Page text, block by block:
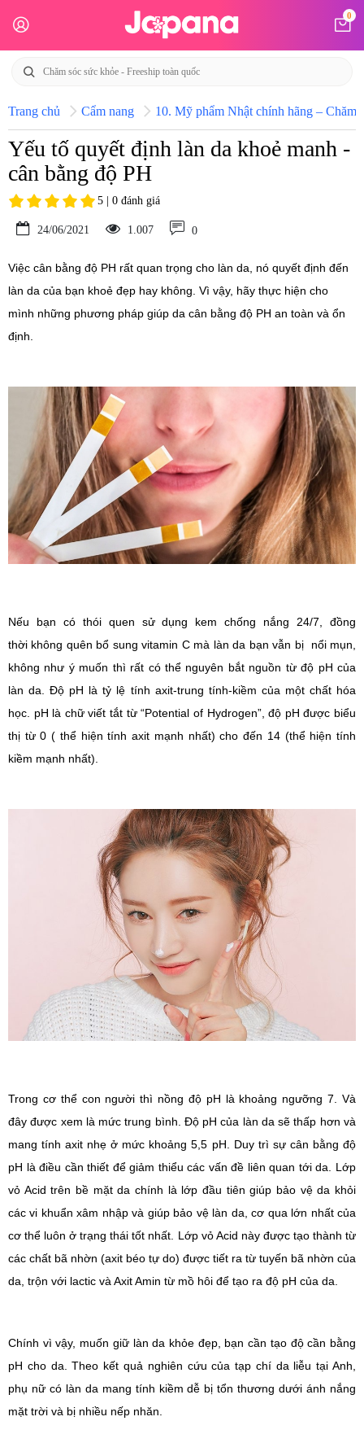
0
Trang chủ Cẩm nang 10. Mỹ phẩm Nhật chính hãng – Chăm
Yếu tố quyết định làn da khoẻ manh -
cân bằng độ PH
5 | 0 đánh giá
24/06/2021 1.007 0
Việc cân bằng độ PH rất quan trọng cho làn da, nó quyết định đến
làn da của bạn khoẻ đẹp hay không. Vì vậy, hãy thực hiện cho
mình những phương pháp giúp da cân bằng độ PH an toàn và ổn
định.
Nếu bạn có thói quen sử dụng kem chống nắng 24/7, đồng
thời không quên bổ sung vitamin C mà làn da bạn vẫn bị nổi mụn,
không như ý muốn thì rất có thể nguyên bắt nguồn từ độ pH của
làn da. Độ pH là tỷ lệ tính axit-trung tính-kiềm của một chất hóa
học. pH là chữ viết tắt từ “Potential of Hydrogen”, độ pH được biểu
thị từ 0 ( thể hiện tính axit mạnh nhất) cho đến 14 (thể hiện tính
kiềm mạnh nhất).
Trong cơ thể con người thì nồng độ pH là khoảng ngưỡng 7. Và
đây được xem là mức trung bình. Độ pH của làn da sẽ thấp hơn và
mang tính axit nhẹ ở mức khoảng 5,5 pH. Duy trì sự cân bằng độ
pH là điều cần thiết để giảm thiểu các vấn đề liên quan tới da. Lớp
vỏ Acid trên bề mặt da chính là lớp đầu tiên giúp bảo vệ da khỏi
các vi khuẩn xâm nhập và giúp bảo vệ làn da, cơ qua lớn nhất của
cơ thể luôn ở trạng thái tốt nhất. Lớp vỏ Acid này được tạo thành từ
các chất bã nhờn (axit béo tự do) được tiết ra từ tuyến bã nhờn của
da, trộn với lactic và Axit Amin từ mồ hôi để tạo ra độ pH của da.
Chính vì vậy, muốn giữ làn da khỏe đẹp, bạn cần tạo độ cần bằng
pH cho da. Theo kết quả nghiên cứu của tạp chí da liễu tại Anh,
phụ nữ có làn da mang tính kiềm dễ bị tổn thương dưới ánh nắng
mặt trời và bị nhiều nếp nhăn.